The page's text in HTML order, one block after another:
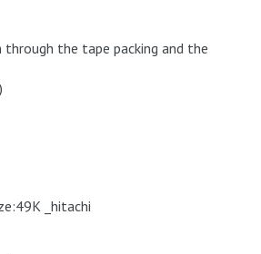
the tape packing and the
_hitachi